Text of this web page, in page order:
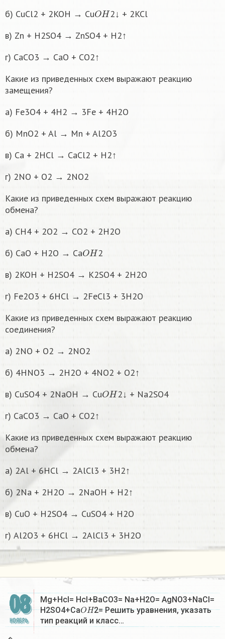
б) CuCl2 + 2KOH → Cu OH 2↓ + 2KCl
в) Zn + H2SO4 → ZnSO4 + H2↑
г) CaCO3 → CaO + CO2↑
Какие из приведенных схем выражают реакцию
замещения?
а) Fe3O4 + 4H2 → 3Fe + 4H2O
б) MnO2 + Al → Mn + Al2O3
в) Ca + 2HCl → CaCl2 + H2↑
г) 2NO + O2 → 2NO2
Какие из приведенных схем выражают реакцию
обмена?
а) CH4 + 2O2 → CO2 + 2H2O
б) CaO + H2O → CaOH 2
в) 2KOH + H2SO4 → K2SO4 + 2H2O
г) Fe2O3 + 6HCl → 2FeCl3 + 3H2O
Какие из приведенных схем выражают реакцию
соединения?
а) 2NO + O2 → 2NO2
б) 4HNO3 → 2H2O + 4NO2 + O2↑
в) CuSO4 + 2NaOH → Cu OH 2↓ + Na2SO4
г) CaCO3 → CaO + CO2↑
Какие из приведенных схем выражают реакцию
обмена?
а) 2Al + 6HCl → 2AlCl3 + 3H2↑
б) 2Na + 2H2O → 2NaOH + H2↑
в) CuO + H2SO4 → CuSO4 + H2O
г) Al2O3 + 6HCl → 2AlCl3 + 3H2O
08
НОЯБРЬ
Mg+Hcl= Hcl+BaCO3= Na+H2O= AgNO3+NaCl=
H2SO4+CaO H 2= Решить уравнения, указать
тип реакций и класс…